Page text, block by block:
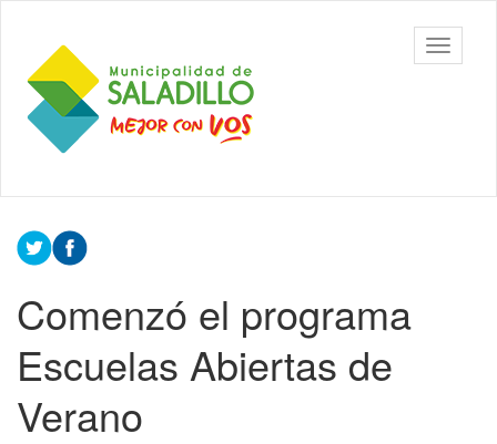
contenido
principal
Municipalidad
de Saladillo
barra
Contenido
principal
Comenzó el programa
Escuelas Abiertas de
Verano